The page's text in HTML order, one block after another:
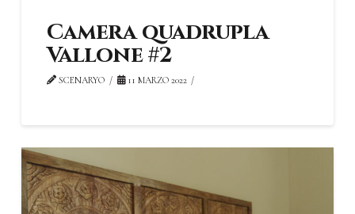
Camera quadrupla
Vallone #2
SCENARYO 11 MARZO 2022